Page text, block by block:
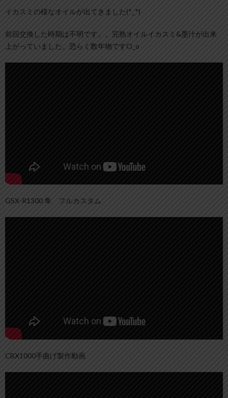
イカスミの様なオイルが出てきました(*_*)
前回交換した時期は不明です。。完熟オイルイカスミ&墨汁が出来
上がっていました。恐らく数年物ですO_o
GSX-R1300 隼 フルカスタム
CBX1000手曲げ製作動画